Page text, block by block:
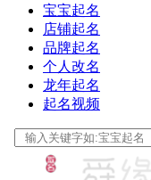
宝宝起名
店铺起名
品牌起名
个人改名
龙年起名
起名视频